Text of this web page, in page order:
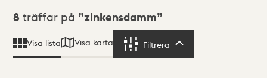
Sökresultat
8 träffar på zinkensdamm
Visa lista Visa karta Filtrera